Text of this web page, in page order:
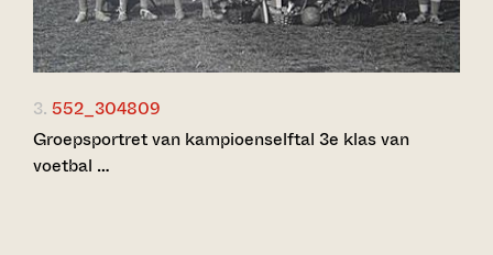
3. 552_304809
Groepsportret van kampioenselftal 3e klas van
voetbal …